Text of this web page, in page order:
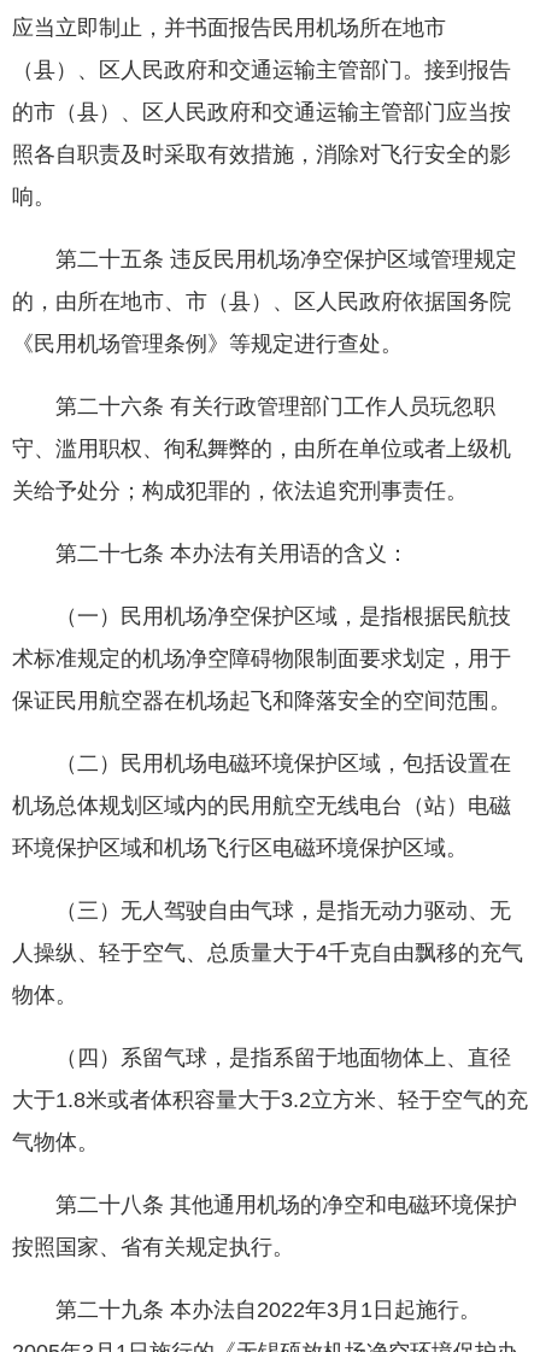
应当立即制止，并书面报告民用机场所在地市
（县）、区人民政府和交通运输主管部门。接到报告
的市（县）、区人民政府和交通运输主管部门应当按
照各自职责及时采取有效措施，消除对飞行安全的影
响。
第二十五条 违反民用机场净空保护区域管理规定
的，由所在地市、市（县）、区人民政府依据国务院
《民用机场管理条例》等规定进行查处。
第二十六条 有关行政管理部门工作人员玩忽职
守、滥用职权、徇私舞弊的，由所在单位或者上级机
关给予处分；构成犯罪的，依法追究刑事责任。
第二十七条 本办法有关用语的含义：
（一）民用机场净空保护区域，是指根据民航技
术标准规定的机场净空障碍物限制面要求划定，用于
保证民用航空器在机场起飞和降落安全的空间范围。
（二）民用机场电磁环境保护区域，包括设置在
机场总体规划区域内的民用航空无线电台（站）电磁
环境保护区域和机场飞行区电磁环境保护区域。
（三）无人驾驶自由气球，是指无动力驱动、无
人操纵、轻于空气、总质量大于4千克自由飘移的充气
物体。
（四）系留气球，是指系留于地面物体上、直径
大于1.8米或者体积容量大于3.2立方米、轻于空气的充
气物体。
第二十八条 其他通用机场的净空和电磁环境保护
按照国家、省有关规定执行。
第二十九条 本办法自2022年3月1日起施行。